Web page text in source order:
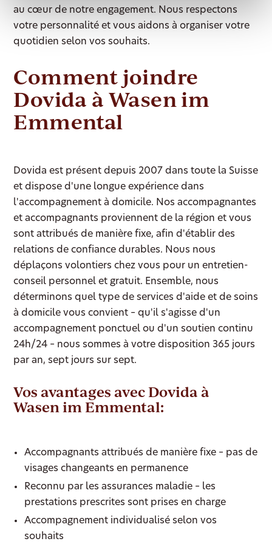
au cœur de notre engagement. Nous respectons
votre personnalité et vous aidons à organiser votre
quotidien selon vos souhaits.
Comment joindre
Dovida à Wasen im
Emmental
Dovida est présent depuis 2007 dans toute la Suisse
et dispose d'une longue expérience dans
l'accompagnement à domicile. Nos accompagnantes
et accompagnants proviennent de la région et vous
sont attribués de manière fixe, afin d'établir des
relations de confiance durables. Nous nous
déplaçons volontiers chez vous pour un entretien-
conseil personnel et gratuit. Ensemble, nous
déterminons quel type de services d'aide et de soins
à domicile vous convient – qu'il s'agisse d'un
accompagnement ponctuel ou d'un soutien continu
24h/24 – nous sommes à votre disposition 365 jours
par an, sept jours sur sept.
Vos avantages avec Dovida à
Wasen im Emmental:
Accompagnants attribués de manière fixe – pas de
visages changeants en permanence
Reconnu par les assurances maladie – les
prestations prescrites sont prises en charge
Accompagnement individualisé selon vos
souhaits